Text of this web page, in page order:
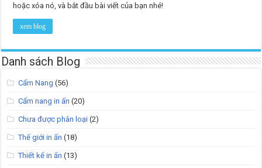
hoặc xóa nó, và bắt đầu bài viết của bạn nhé!
xem blog
Danh sách Blog
Cẩm Nang (56)
Cẩm nang in ấn (20)
Chưa được phân loại (2)
Thế giới in ấn (18)
Thiết kế in ấn (13)